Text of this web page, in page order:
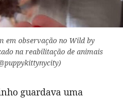
em observação no Wild by
na reabilitação de animais
guardava uma